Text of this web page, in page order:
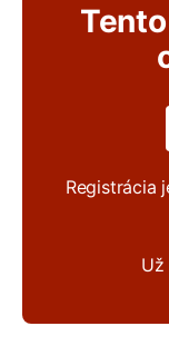
Registrácia
Už